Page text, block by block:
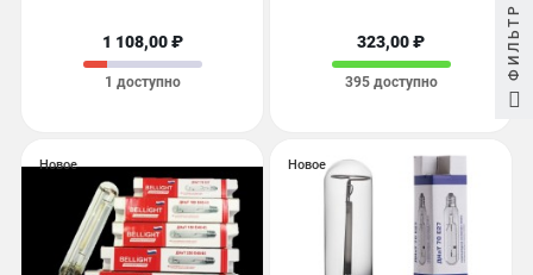
1 108,00 ₽
1 доступно
323,00 ₽
395 доступно
Новое Новое
ФИЛЬТР